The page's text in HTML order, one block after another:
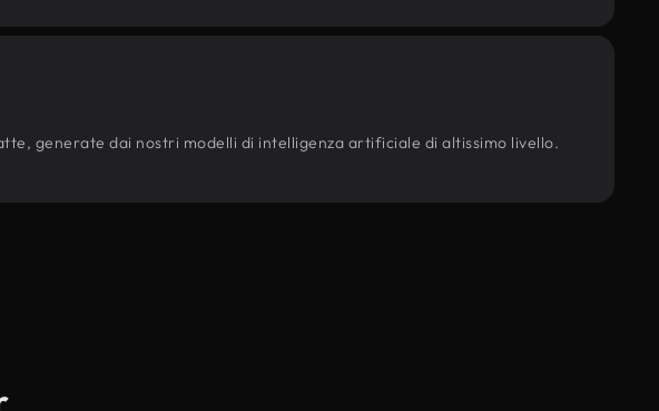
generate dai nostri modelli di intelligenza artificiale di altissimo livello.